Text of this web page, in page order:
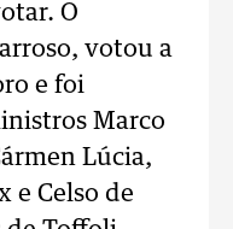
O
votou a
e foi
Marco
Lúcia,
e Celso de